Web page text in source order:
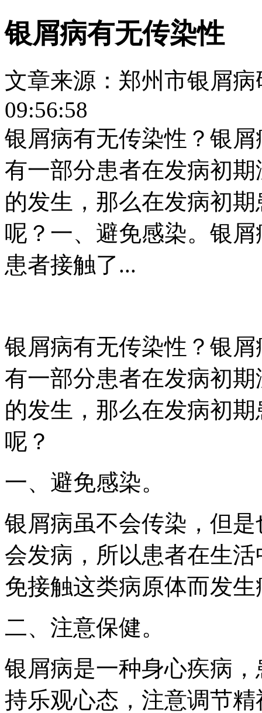
银屑病有无传染性
文章来源：郑州市银屑
09:56:58
银屑病有无传染性？银
有一部分患者在发病初
的发生，那么在发病初
呢？一、避免感染。银
患者接触了...
银屑病有无传染性？银
有一部分患者在发病初
的发生，那么在发病初
呢？
一、避免感染。
银屑病虽不会传染，但
会发病，所以患者在生
免接触这类病原体而发生
二、注意保健。
银屑病是一种身心疾病
持乐观心态，注意调节